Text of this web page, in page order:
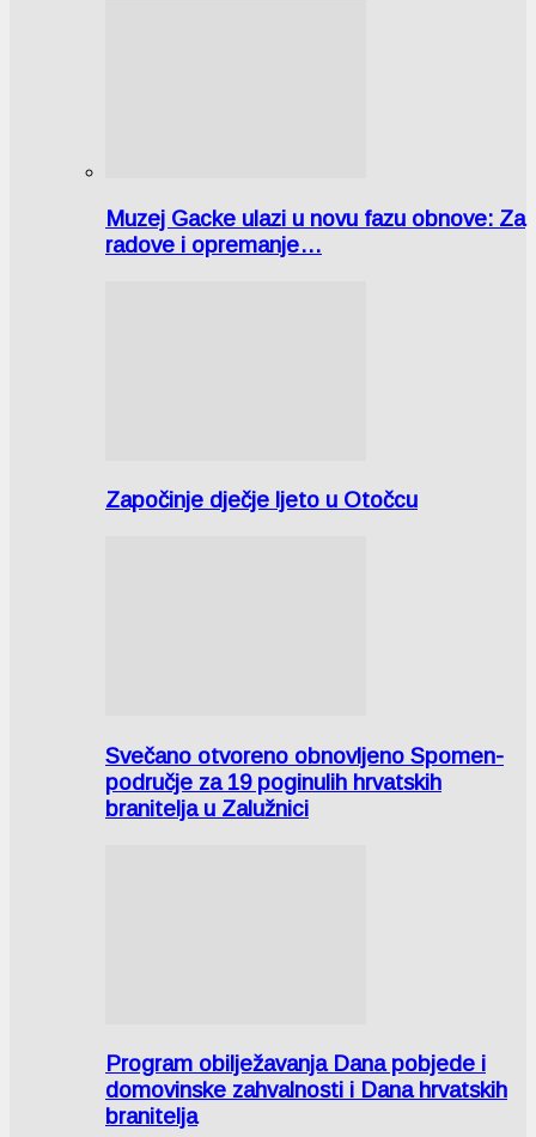
Muzej Gacke ulazi u novu fazu obnove: Za
radove i opremanje…
Započinje dječje ljeto u Otočcu
Svečano otvoreno obnovljeno Spomen-
područje za 19 poginulih hrvatskih
branitelja u Zalužnici
Program obilježavanja Dana pobjede i
domovinske zahvalnosti i Dana hrvatskih
branitelja